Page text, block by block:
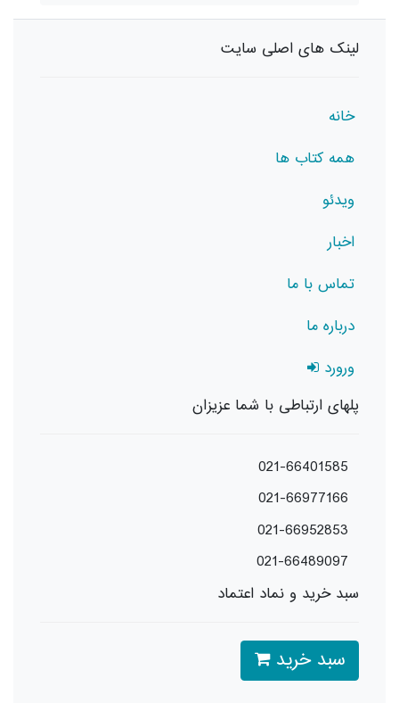
لینک های اصلی سایت
خانه
همه کتاب ها
ویدئو
اخبار
تماس با ما
درباره ما
ورورد
پلهای ارتباطی با شما عزیزان
021-66401585
021-66977166
021-66952853
021-66489097
سبد خرید و نماد اعتماد
سبد خرید